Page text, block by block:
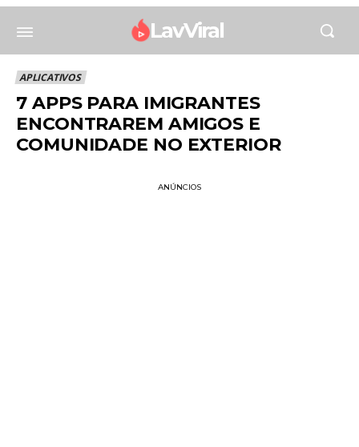
LavViral
APLICATIVOS
7 APPS PARA IMIGRANTES
ENCONTRAREM AMIGOS E
COMUNIDADE NO EXTERIOR
ANÚNCIOS